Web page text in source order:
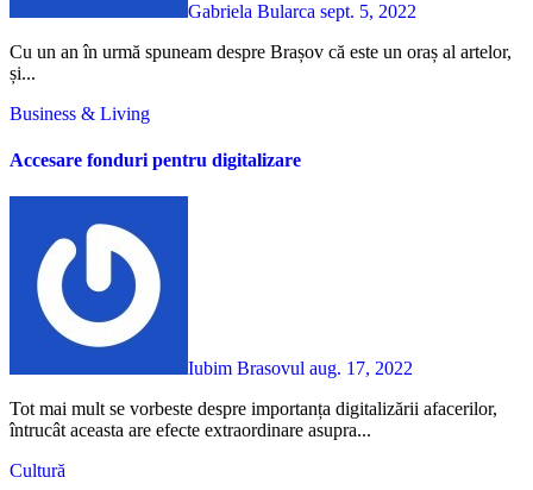
Gabriela Bularca sept. 5, 2022
Cu un an în urmă spuneam despre Brașov că este un oraș al artelor,
și...
Business & Living
Accesare fonduri pentru digitalizare
Iubim Brasovul aug. 17, 2022
Tot mai mult se vorbeste despre importanța digitalizării afacerilor,
întrucât aceasta are efecte extraordinare asupra...
Cultură